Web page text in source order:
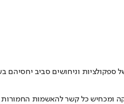
ספקולציות וניחושים סביב יחסיהם
ומכחיש כל קשר להאשמות